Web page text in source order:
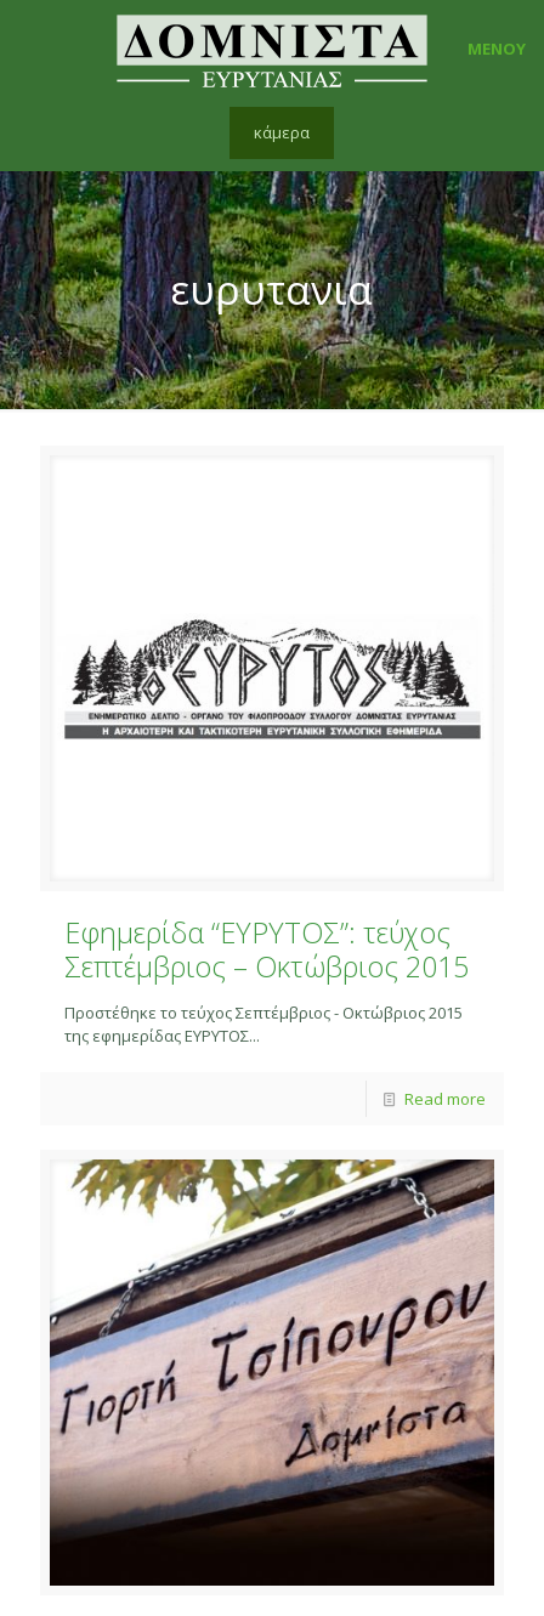
ΜΕΝΟΥ
κάμερα
ευρυτανια
Εφημερίδα “ΕΥΡΥΤΟΣ”: τεύχος
Σεπτέμβριος – Οκτώβριος 2015
Προστέθηκε το τεύχος Σεπτέμβριος - Οκτώβριος 2015
της εφημερίδας ΕΥΡΥΤΟΣ...
Read more